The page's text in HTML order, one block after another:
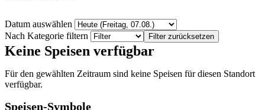
Datum auswählen
Nach Kategorie filtern
Filter zurücksetzen
Keine Speisen verfügbar
Für den gewählten Zeitraum sind keine Speisen für diesen Standort
verfügbar.
Speisen-Symbole